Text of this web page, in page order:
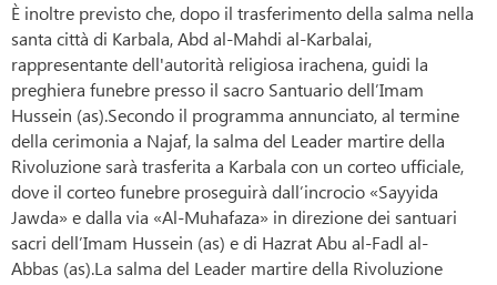
È inoltre previsto che, dopo il trasferimento della salma nella
santa città di Karbala, Abd al-Mahdi al-Karbalai,
rappresentante dell'autorità religiosa irachena, guidi la
preghiera funebre presso il sacro Santuario dell’Imam
Hussein (as).Secondo il programma annunciato, al termine
della cerimonia a Najaf, la salma del Leader martire della
Rivoluzione sarà trasferita a Karbala con un corteo ufficiale,
dove il corteo funebre proseguirà dall’incrocio «Sayyida
Jawda» e dalla via «Al-Muhafaza» in direzione dei santuari
sacri dell’Imam Hussein (as) e di Hazrat Abu al-Fadl al-
Abbas (as).La salma del Leader martire della Rivoluzione